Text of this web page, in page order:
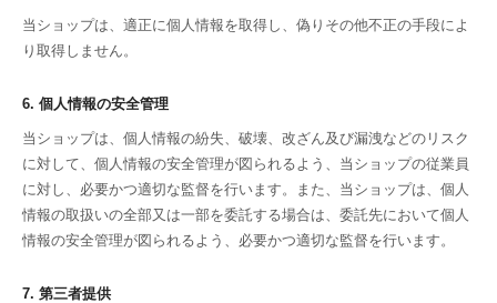
当ショップは、適正に個人情報を取得し、偽りその他不正の手段によ
り取得しません。
6. 個人情報の安全管理
当ショップは、個人情報の紛失、破壊、改ざん及び漏洩などのリスク
に対して、個人情報の安全管理が図られるよう、当ショップの従業員
に対し、必要かつ適切な監督を行います。また、当ショップは、個人
情報の取扱いの全部又は一部を委託する場合は、委託先において個人
情報の安全管理が図られるよう、必要かつ適切な監督を行います。
7. 第三者提供